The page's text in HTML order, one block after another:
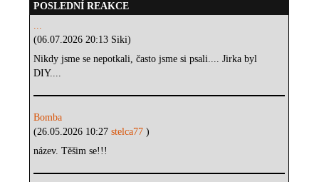
POSLEDNÍ REAKCE
...
(06.07.2026 20:13 Siki)
Nikdy jsme se nepotkali, často jsme si psali.... Jirka byl
DIY....
Bomba
(26.05.2026 10:27stelca77)
název. Těšim se!!!